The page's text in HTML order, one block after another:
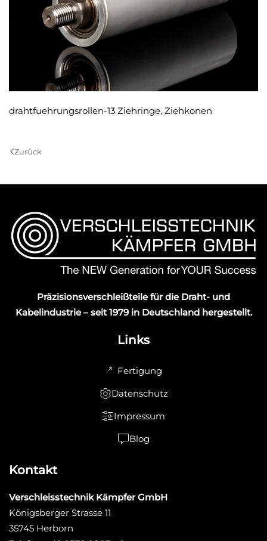
drahtfuehrungsrollen-13 Ziehringe, Ziehkonen
Zurück
Präzisionsverschleißteile für die Draht- und
Kabelindustrie – seit 1979 in Deutschland hergestellt.
Links
Fertigung
Datenschutz
Impressum
Blog
Kontakt
Verschleisstechnik Kämpfer GmbH
Königsberger Strasse 11
35745 Herborn